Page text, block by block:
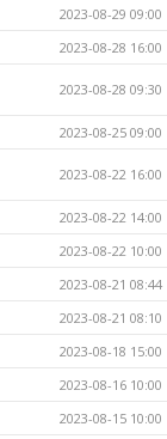
2023-08-29 09:00
2023-08-28 16:00
2023-08-28 09:30
2023-08-25 09:00
2023-08-22 16:00
2023-08-22 14:00
2023-08-22 10:00
2023-08-21 08:44
2023-08-21 08:10
2023-08-18 15:00
2023-08-16 10:00
2023-08-15 10:00